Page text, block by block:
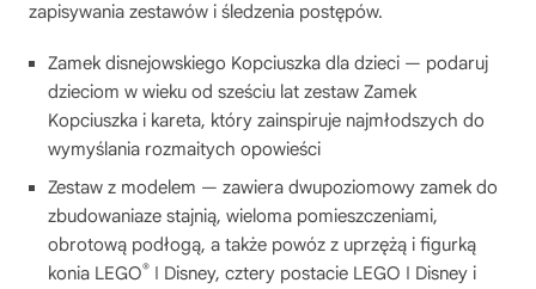
zapisywania zestawów i śledzenia postępów.
Zamek disnejowskiego Kopciuszka dla dzieci — podaruj
dzieciom w wieku od sześciu lat zestaw Zamek
Kopciuszka i kareta, który zainspiruje najmłodszych do
wymyślania rozmaitych opowieści
Zestaw z modelem — zawiera dwupoziomowy zamek do
zbudowaniaze stajnią, wieloma pomieszczeniami,
obrotową podłogą, a także powóz z uprzężą i figurką
konia LEGO® ǀ Disney, cztery postacie LEGO ǀ Disney i